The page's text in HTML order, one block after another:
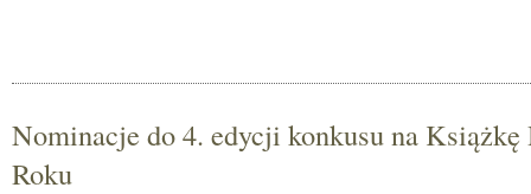
Nominacje do 4. edycji konkusu na
Roku